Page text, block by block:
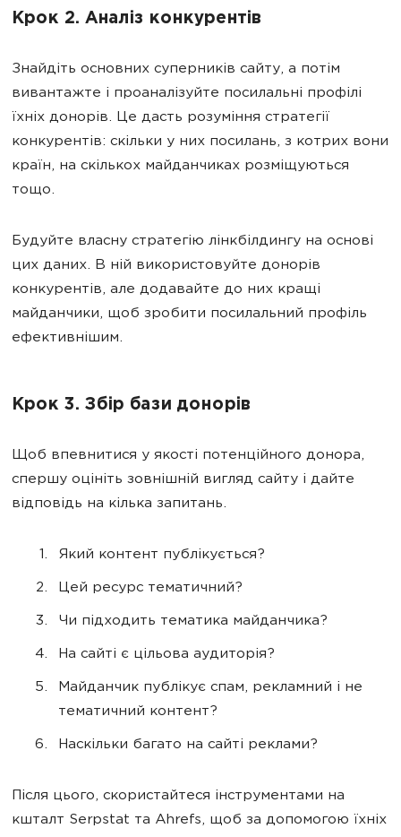
Крок 2. Аналіз конкурентів
Знайдіть основних суперників сайту, а потім
вивантажте і проаналізуйте посилальні профілі
їхніх донорів. Це дасть розуміння стратегії
конкурентів: скільки у них посилань, з котрих вони
країн, на скількох майданчиках розміщуються
тощо.
Будуйте власну стратегію лінкбілдингу на основі
цих даних. В ній використовуйте донорів
конкурентів, але додавайте до них кращі
майданчики, щоб зробити посилальний профіль
ефективнішим.
Крок 3. Збір бази донорів
Щоб впевнитися у якості потенційного донора,
спершу оцініть зовнішній вигляд сайту і дайте
відповідь на кілька запитань.
Який контент публікується?
Цей ресурс тематичний?
Чи підходить тематика майданчика?
На сайті є цільова аудиторія?
Майданчик публікує спам, рекламний і не
тематичний контент?
Наскільки багато на сайті реклами?
Після цього, скористайтеся інструментами на
кшталт Serpstat та Ahrefs, щоб за допомогою їхніх